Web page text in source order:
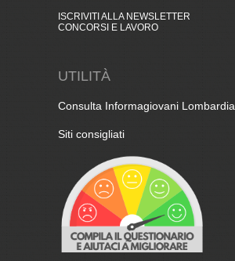
ISCRIVITI ALLA NEWSLETTER
CONCORSI E LAVORO
UTILITÀ
Consulta Informagiovani Lombardia
Siti consigliati